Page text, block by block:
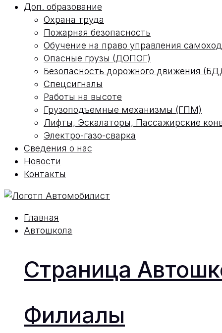
Доп. образование
Охрана труда
Пожарная безопасность
Обучение на право управления
Опасные грузы (ДОПОГ)
Безопасность дорожного движения
Спецсигналы
Работы на высоте
Грузоподъемные механизмы (ГПМ)
Лифты, Эскалаторы, Пассажирские
Электро-газо-сварка
Сведения о нас
Новости
Контакты
Главная
Автошкола
Страница
Филиалы